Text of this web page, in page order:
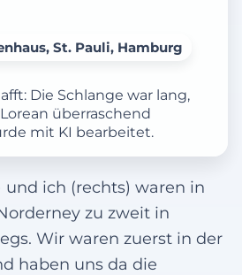
St. Pauli, Hamburg
Die Schlange war lang,
überraschend
mit KI bearbeitet.
und ich (rechts) waren in
zu zweit in
Wir waren zuerst in der
haben uns da die